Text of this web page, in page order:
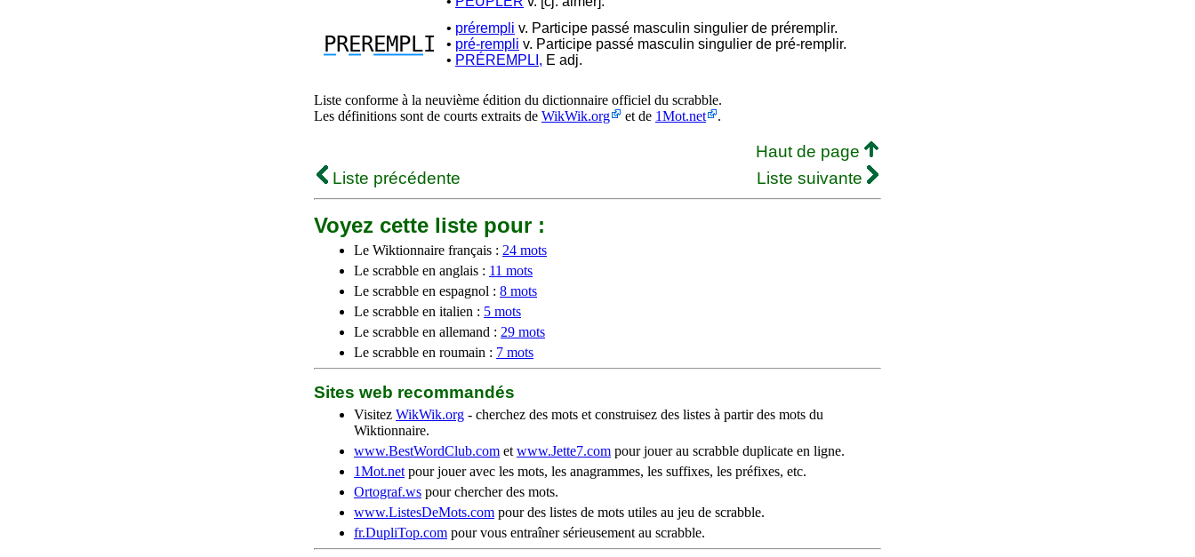
PREREMPLI
• prérempli v. Participe passé masculin singulier de préremplir.
• pré-rempli v. Participe passé masculin singulier de pré-remplir.
• PRÉREMPLI, E adj.
Liste conforme à la neuvième édition du dictionnaire officiel du scrabble.
Les définitions sont de courts extraits de WikWik.org et de 1Mot.net .
Haut de page
Liste précédente
Liste suivante
Voyez cette liste pour :
Le Wiktionnaire français : 24 mots
Le scrabble en anglais : 11 mots
Le scrabble en espagnol : 8 mots
Le scrabble en italien : 5 mots
Le scrabble en allemand : 29 mots
Le scrabble en roumain : 7 mots
Sites web recommandés
Visitez WikWik.org - cherchez des mots et construisez des listes à partir des mots du
Wiktionnaire.
www.BestWordClub.com et www.Jette7.com pour jouer au scrabble duplicate en ligne.
1Mot.net pour jouer avec les mots, les anagrammes, les suffixes, les préfixes, etc.
Ortograf.ws pour chercher des mots.
www.ListesDeMots.com pour des listes de mots utiles au jeu de scrabble.
fr.DupliTop.com pour vous entraîner sérieusement au scrabble.